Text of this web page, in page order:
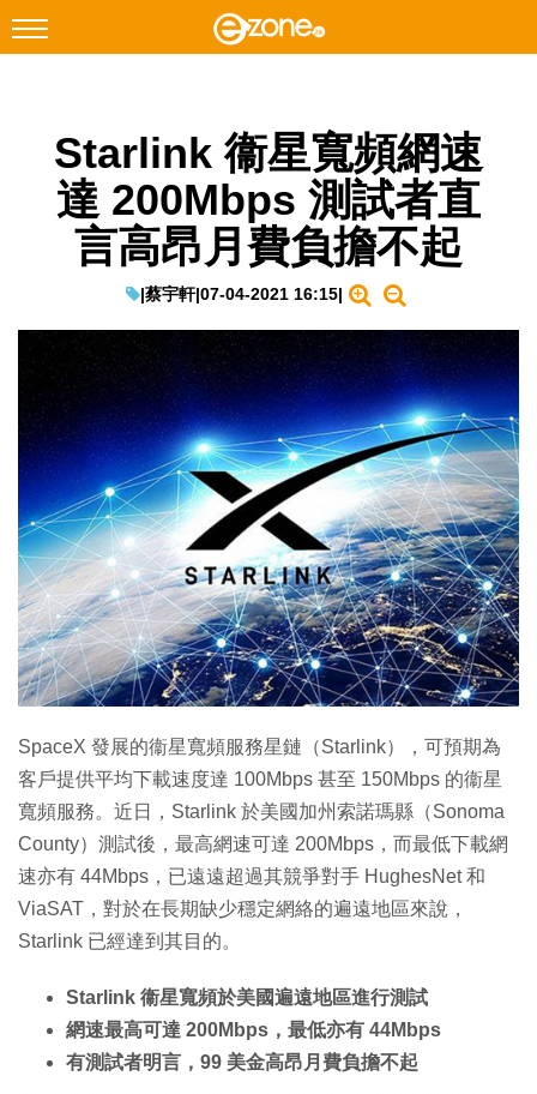
Facebook Instagram
科技焦點
網絡生活
教學評測
IT Times
生成式AI與雲端應用
Enterprise Digital Transformation
特集
Starlink 衞星寬頻網速
達 200Mbps 測試者直
言高昂月費負擔不起
|蔡宇軒|07-04-2021 16:15|
SpaceX 發展的衞星寬頻服務星鏈（Starlink），可預期為
客戶提供平均下載速度達 100Mbps 甚至 150Mbps 的衞星
寬頻服務。近日，Starlink 於美國加州索諾瑪縣（Sonoma
County）測試後，最高網速可達 200Mbps，而最低下載網
速亦有 44Mbps，已遠遠超過其競爭對手 HughesNet 和
ViaSAT，對於在長期缺少穩定網絡的遍遠地區來說，
Starlink 已經達到其目的。
Starlink 衞星寬頻於美國遍遠地區進行測試
網速最高可達 200Mbps，最低亦有 44Mbps
有測試者明言，99 美金高昂月費負擔不起